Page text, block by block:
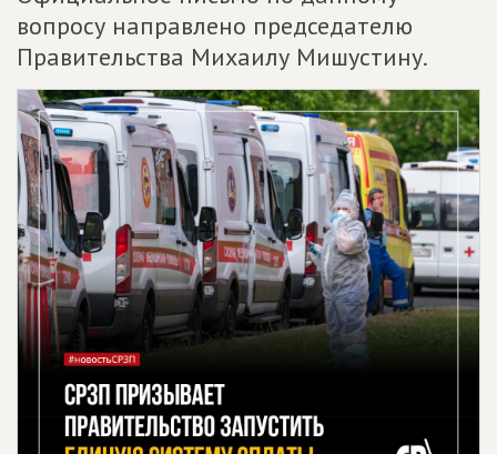
вопросу направлено председателю
Правительства Михаилу Мишустину.